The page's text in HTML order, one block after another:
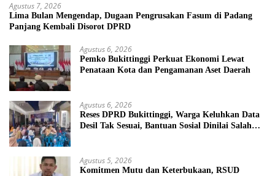
Agustus 7, 2026
Lima Bulan Mengendap, Dugaan Pengrusakan Fasum di Padang
Panjang Kembali Disorot DPRD
Agustus 6, 2026
Pemko Bukittinggi Perkuat Ekonomi Lewat
Penataan Kota dan Pengamanan Aset Daerah
Agustus 6, 2026
Reses DPRD Bukittinggi, Warga Keluhkan Data
Desil Tak Sesuai, Bantuan Sosial Dinilai Salah
Agustus 5, 2026
Komitmen Mutu dan Keterbukaan, RSUD